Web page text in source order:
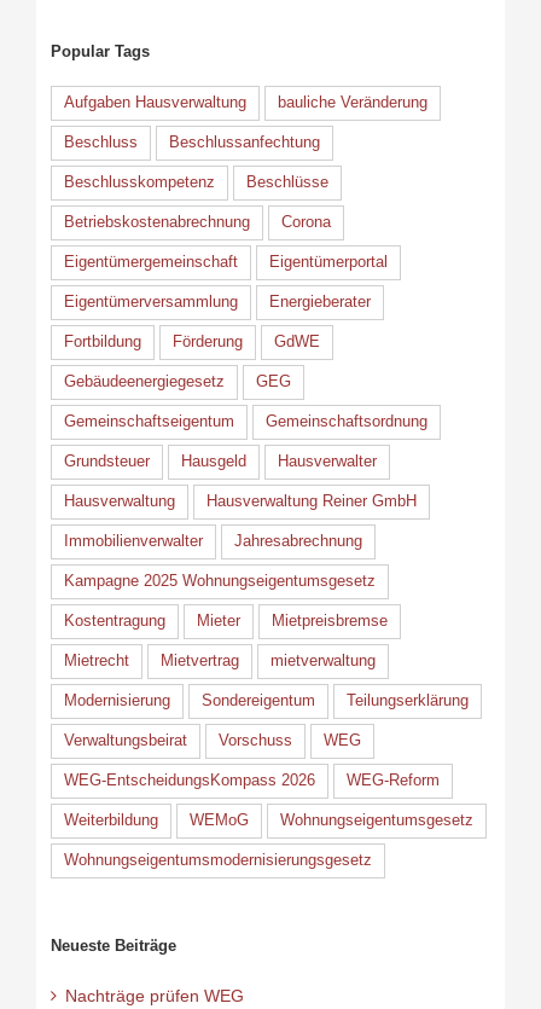
Popular Tags
Aufgaben Hausverwaltung bauliche Veränderung
Beschluss Beschlussanfechtung
Beschlusskompetenz Beschlüsse
Betriebskostenabrechnung Corona
Eigentümergemeinschaft Eigentümerportal
Eigentümerversammlung Energieberater
Fortbildung Förderung GdWE
Gebäudeenergiegesetz GEG
Gemeinschaftseigentum Gemeinschaftsordnung
Grundsteuer Hausgeld Hausverwalter
Hausverwaltung Hausverwaltung Reiner GmbH
Immobilienverwalter Jahresabrechnung
Kampagne 2025 Wohnungseigentumsgesetz
Kostentragung Mieter Mietpreisbremse
Mietrecht Mietvertrag mietverwaltung
Modernisierung Sondereigentum Teilungserklärung
Verwaltungsbeirat Vorschuss WEG
WEG-EntscheidungsKompass 2026 WEG-Reform
Weiterbildung WEMoG Wohnungseigentumsgesetz
Wohnungseigentumsmodernisierungsgesetz
Neueste Beiträge
Nachträge prüfen WEG